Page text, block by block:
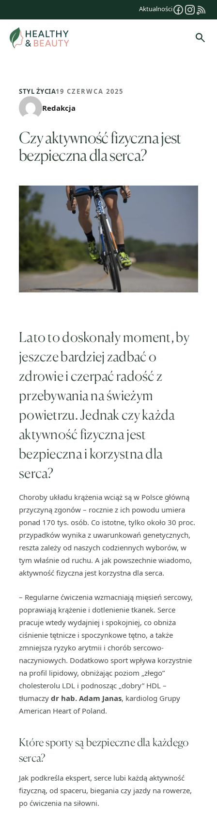
treści
Aktualności
STYL ŻYCIA19 CZERWCA 2025
Redakcja
Czy aktywność fizyczna jest
bezpieczna dla serca?
Lato to doskonały moment, by
jeszcze bardziej zadbać o
zdrowie i czerpać radość z
przebywania na świeżym
powietrzu. Jednak czy każda
aktywność fizyczna jest
bezpieczna i korzystna dla
serca?
Choroby układu krążenia wciąż są w Polsce główną
przyczyną zgonów – rocznie z ich powodu umiera
ponad 170 tys. osób. Co istotne, tylko około 30 proc.
przypadków wynika z uwarunkowań genetycznych,
reszta zależy od naszych codziennych wyborów, w
tym właśnie od ruchu. A jak powszechnie wiadomo,
aktywność fizyczna jest korzystna dla serca.
– Regularne ćwiczenia wzmacniają mięsień sercowy,
poprawiają krążenie i dotlenienie tkanek. Serce
pracuje wtedy wydajniej i spokojniej, co obniża
ciśnienie tętnicze i spoczynkowe tętno, a także
zmniejsza ryzyko arytmii i chorób sercowo-
naczyniowych. Dodatkowo sport wpływa korzystnie
na profil lipidowy, obniżając poziom „złego”
cholesterolu LDL i podnosząc „dobry” HDL –
tłumaczy dr hab. Adam Janas, kardiolog Grupy
American Heart of Poland.
Które sporty są bezpieczne dla każdego
serca?
Jak podkreśla ekspert, serce lubi każdą aktywność
fizyczną, od spaceru, biegania czy jazdy na rowerze,
po ćwiczenia na siłowni.